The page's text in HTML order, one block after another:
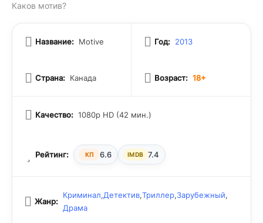
Каков мотив?
Название: Motive
Страна: Канада
Год: 2013
Возраст: 18+
Качество: 1080p HD (42 мин.)
Рейтинг: КП 6.6 IMDB 7.4
Жанр:
Криминал,Детектив,Триллер,Зарубежный,
Драма